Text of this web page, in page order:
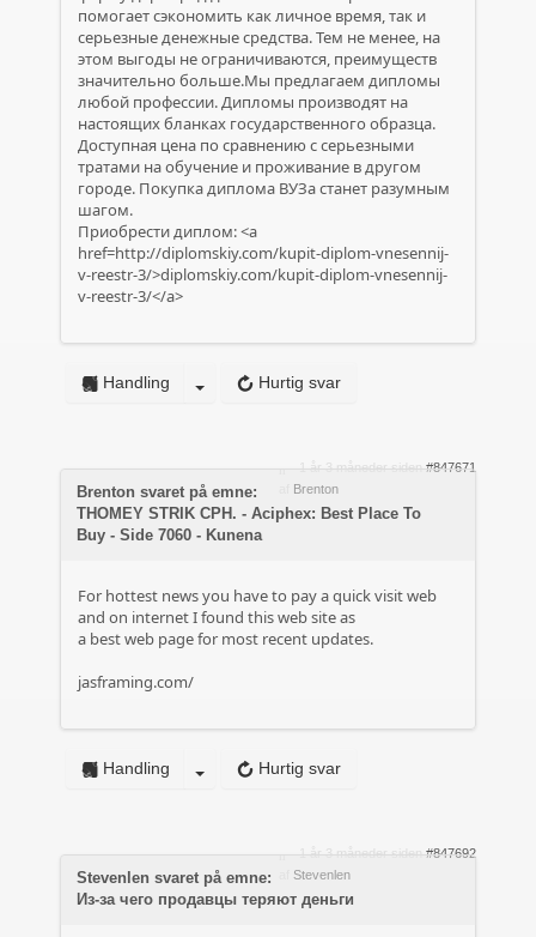
помогает сэкономить как личное время, так и
серьезные денежные средства. Тем не менее, на
этом выгоды не ограничиваются, преимуществ
значительно больше.Мы предлагаем дипломы
любой профессии. Дипломы производят на
настоящих бланках государственного образца.
Доступная цена по сравнению с серьезными
тратами на обучение и проживание в другом
городе. Покупка диплома ВУЗа станет разумным
шагом.
Приобрести диплом: <a
href=http://diplomskiy.com/kupit-diplom-vnesennij-
v-reestr-3/>diplomskiy.com/kupit-diplom-vnesennij-
v-reestr-3/</a>
Hurtig svar
Handling
1 år 3 måneder siden #847671
Brenton
Brenton svaret på emne:
THOMEY STRIK CPH. - Aciphex: Best Place To
Buy - Side 7060 - Kunena
For hottest news you have to pay a quick visit web
and on internet I found this web site as
a best web page for most recent updates.
jasframing.com/
Hurtig svar
Handling
1 år 3 måneder siden #847692
Stevenlen
Stevenlen svaret på emne:
Из-за чего продавцы теряют деньги